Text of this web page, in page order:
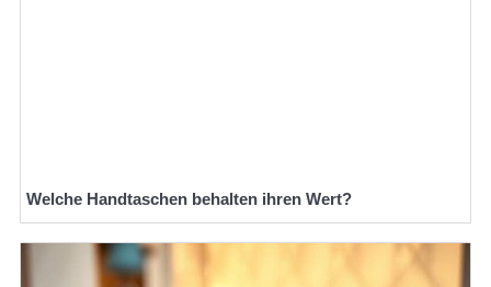
Welche Handtaschen behalten ihren Wert?